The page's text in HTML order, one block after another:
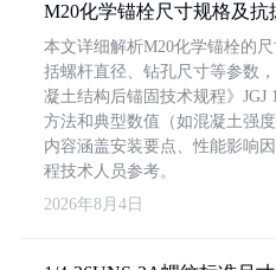
M20化学锚栓尺寸规格及抗
本文详细解析M20化学锚栓的
括螺杆直径、钻孔尺寸等参数
凝土结构后锚固技术规程》JGJ
方法和典型数值（如混凝土强度
内容涵盖安装要点、性能影响
程技术人员参考。
2026年8月4日